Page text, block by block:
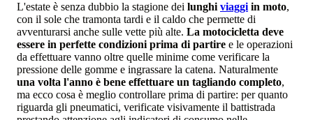
L'estate è senza dubbio la stagione dei lunghi viaggi in moto,
con il sole che tramonta tardi e il caldo che permette di
avventurarsi anche sulle vette più alte. La motocicletta deve
essere in perfette condizioni prima di partire e le operazioni
da effettuare vanno oltre quelle minime come verificare la
pressione delle gomme e ingrassare la catena. Naturalmente
una volta l'anno è bene effettuare un tagliando completo,
ma ecco cosa è meglio controllare prima di partire: per quanto
riguarda gli pneumatici, verificate visivamente il battistrada